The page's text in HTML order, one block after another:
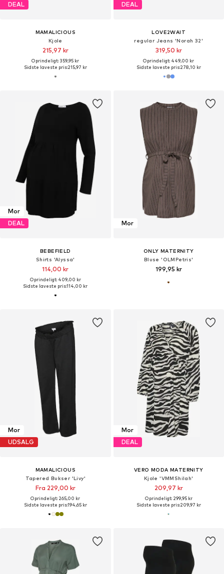
DEAL
MAMALICIOUS
Kjole
215,97 kr
Oprindeligt: 359,95 kr
Sidste laveste pris:215,97 kr
DEAL
LOVE2WAIT
regular Jeans 'Norah 32'
319,50 kr
Oprindeligt: 449,00 kr
Sidste laveste pris:278,10 kr
Mor
DEAL
BEBEFIELD
Shirts 'Alyssa'
114,00 kr
Oprindeligt: 409,00 kr
Sidste laveste pris:114,00 kr
Mor
ONLY MATERNITY
Bluse 'OLMPetris'
199,95 kr
Mor
UDSALG
MAMALICIOUS
Tapered Bukser 'Livy'
Fra 229,00 kr
Oprindeligt: 265,00 kr
Sidste laveste pris:194,65 kr
Mor
DEAL
VERO MODA MATERNITY
Kjole 'VMMShilah'
209,97 kr
Oprindeligt: 299,95 kr
Sidste laveste pris:209,97 kr